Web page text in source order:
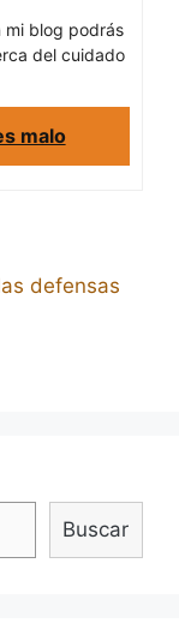
mi blog podrás
del cuidado
malo
defensas
Buscar